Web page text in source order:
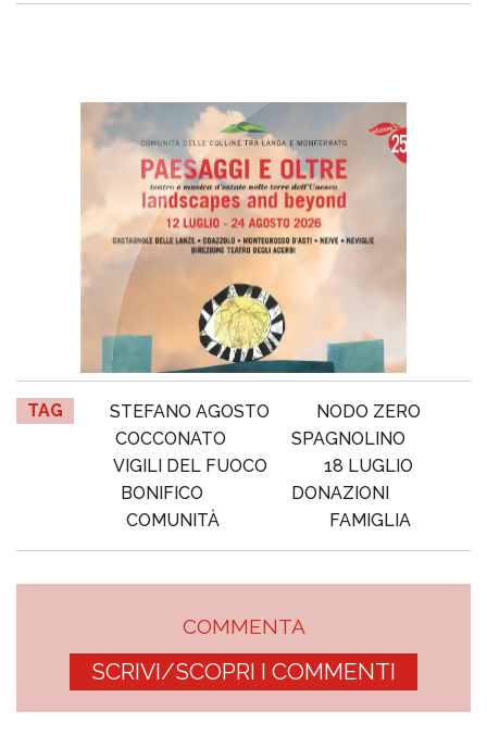
TAG STEFANO AGOSTO
NODO ZERO
COCCONATO
SPAGNOLINO
VIGILI DEL FUOCO
18 LUGLIO
BONIFICO
DONAZIONI
COMUNITÀ
FAMIGLIA
COMMENTA
SCRIVI/SCOPRI I COMMENTI